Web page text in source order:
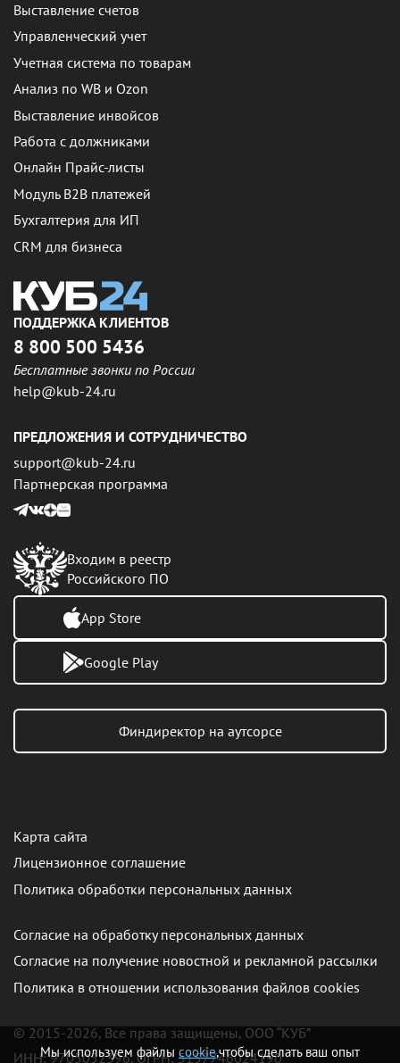
Выставление счетов
Управленческий учет
Учетная система по товарам
Анализ по WB и Ozon
Выставление инвойсов
Работа с должниками
Онлайн Прайс-листы
Модуль B2B платежей
Бухгалтерия для ИП
CRM для бизнеса
ПОДДЕРЖКА КЛИЕНТОВ
8 800 500 5436
Бесплатные звонки по России
help@kub-24.ru
ПРЕДЛОЖЕНИЯ И СОТРУДНИЧЕСТВО
support@kub-24.ru
Партнерская программа
Входим в реестр
Российского ПО
App Store
Google Play
Финдиректор на аутсорсе
Карта сайта
Лицензионное соглашение
Политика обработки персональных данных
Согласие на обработку персональных данных
Согласие на получение новостной и рекламной рассылки
Политика в отношении использования файлов cookies
© 2015-2026, Все права защищены, ООО “КУБ”
ИНН: 9705052396, ОГРН: 5157746024190
Мы используем файлы cookie,чтобы сделать ваш опыт